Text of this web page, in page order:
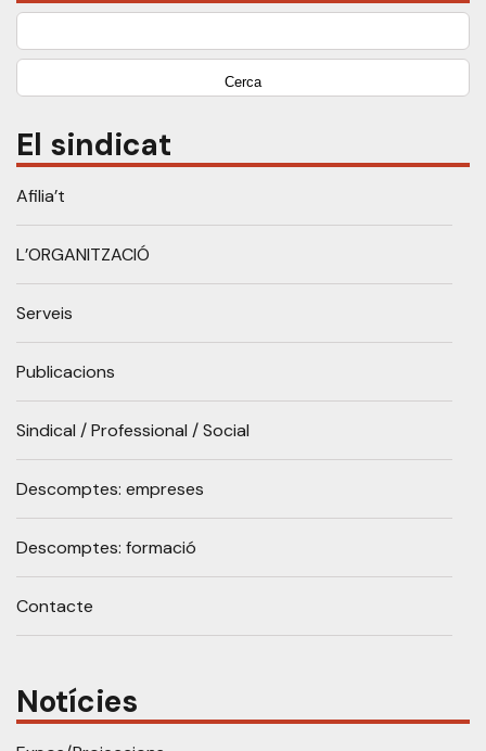
Cerca:
El sindicat
Afilia’t
L’ORGANITZACIÓ
Serveis
Publicacions
Sindical / Professional / Social
Descomptes: empreses
Descomptes: formació
Contacte
Notícies